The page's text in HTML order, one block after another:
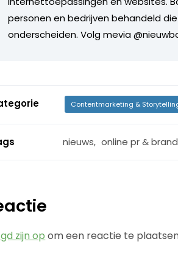
personen en bedrijven behandeld
onderscheiden. Volg mevia
Contentmarketing &
nieuws, online pr &
zijn op om een reactie te